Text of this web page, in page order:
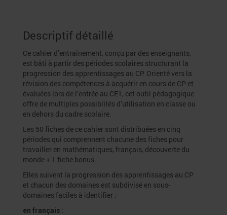
Descriptif détaillé
Ce cahier d’entraînement, conçu par des enseignants,
est bâti à partir des périodes scolaires structurant la
progression des apprentissages au CP. Orienté vers la
révision des compétences à acquérir en cours de CP et
évaluées lors de l’entrée au CE1, cet outil pédagogique
offre de multiples possiblités d’utilisation en classe ou
en dehors du cadre scolaire.
Les 50 fiches de ce cahier sont distribuées en cinq
périodes qui comprennent chacune des fiches pour
travailler en mathématiques, français, découverte du
monde + 1 fiche bonus.
Elles suivent la progression des apprentissages au CP
et chacun des domaines est subdivisé en sous-
domaines faciles à identifier :
en français :